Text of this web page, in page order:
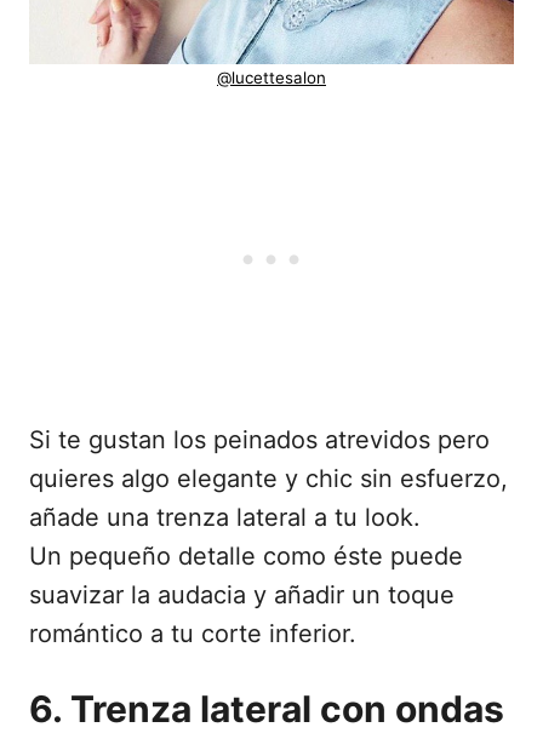
@lucettesalon
Si te gustan los peinados atrevidos pero
quieres algo elegante y chic sin esfuerzo,
añade una trenza lateral a tu look.
Un pequeño detalle como éste puede
suavizar la audacia y añadir un toque
romántico a tu corte inferior.
6. Trenza lateral con ondas